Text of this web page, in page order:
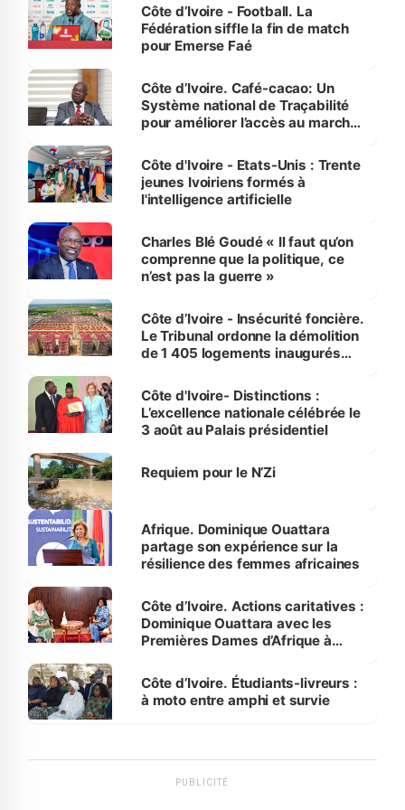
Côte d’Ivoire - Football. La
Fédération siffle la fin de match
pour Emerse Faé
Côte d’Ivoire. Café-cacao: Un
Système national de Traçabilité
pour améliorer l’accès au marché
Côte d'Ivoire - Etats-Unis : Trente
jeunes Ivoiriens formés à
l'intelligence artificielle
Charles Blé Goudé « Il faut qu’on
comprenne que la politique, ce
n’est pas la guerre »
Côte d’Ivoire - Insécurité foncière.
Le Tribunal ordonne la démolition
de 1 405 logements inaugurés
Bassam
Côte d'Ivoire- Distinctions :
L’excellence nationale célébrée le
3 août au Palais présidentiel
Requiem pour le N’Zi
Afrique. Dominique Ouattara
partage son expérience sur la
résilience des femmes africaines
Côte d’Ivoire. Actions caritatives :
Dominique Ouattara avec les
Premières Dames d’Afrique à
Côte d’Ivoire. Étudiants-livreurs :
à moto entre amphi et survie
PUBLICITÉ